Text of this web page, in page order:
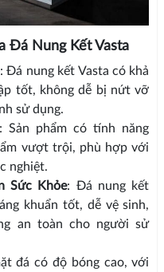
Đá Nung Kết Vasta
: Đá nung kết Vasta có khả
tốt, không dễ bị nứt vỡ
sử dụng.
Sản phẩm có tính năng
vượt trội, phù hợp với
nghiệt.
Sức Khỏe: Đá nung kết
khuẩn tốt, dễ vệ sinh,
an toàn cho người sử
đá có độ bóng cao, với